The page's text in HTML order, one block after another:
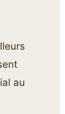
au